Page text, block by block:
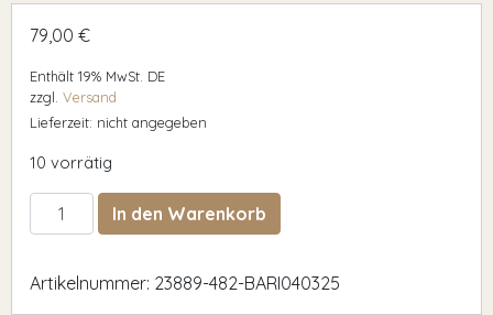
79,00 €
Enthält 19% MwSt. DE
zzgl. Versand
Lieferzeit: nicht angegeben
10 vorrätig
bari040325 MengeIn den Warenkorb
Artikelnummer: 23889-482-BARI040325